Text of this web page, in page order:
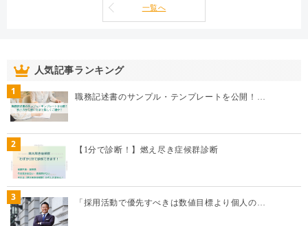
一覧へ
人気記事ランキング
1 職務記述書のサンプル・テンプレートを公開！…
2 【1分で診断！】燃え尽き症候群診断
3 「採用活動で優先すべきは数値目標より個人の…